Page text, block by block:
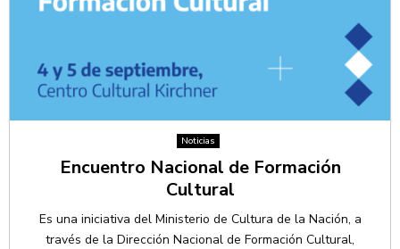
Noticias
Encuentro Nacional de Formación
Cultural
Es una iniciativa del Ministerio de Cultura de la Nación, a
través de la Dirección Nacional de Formación Cultural,